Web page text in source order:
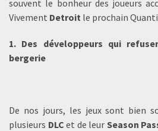
souvent le bonheur des joueurs
Vivement Detroit le prochain
1. Des développeurs qui
bergerie
De nos jours, les jeux sont bien
plusieurs DLC et de leur Season